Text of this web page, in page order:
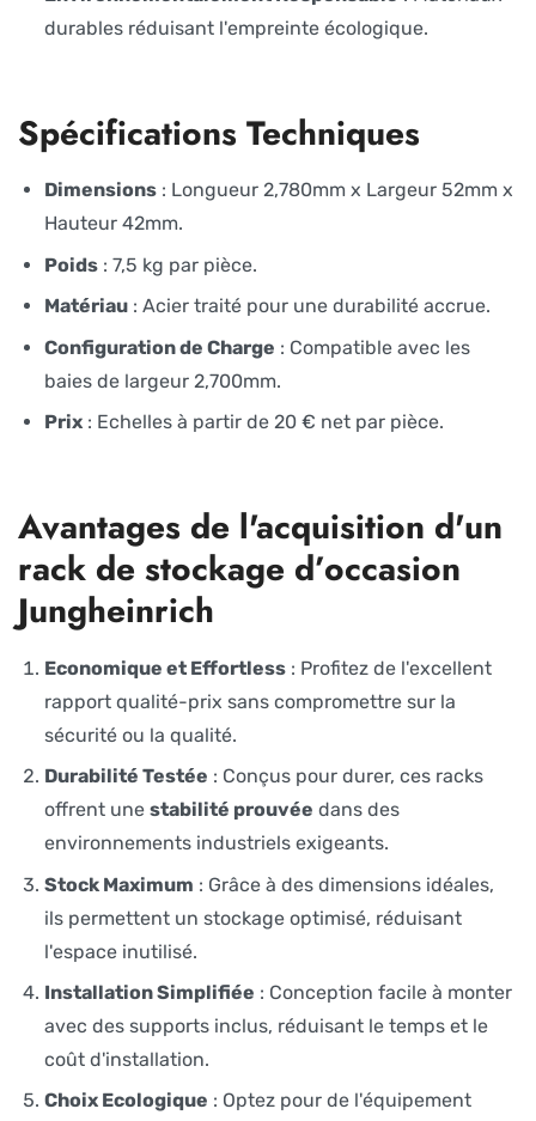
durables réduisant l'empreinte écologique.
Spécifications Techniques
Dimensions : Longueur 2,780mm x Largeur 52mm x
Hauteur 42mm.
Poids : 7,5 kg par pièce.
Matériau : Acier traité pour une durabilité accrue.
Configuration de Charge : Compatible avec les
baies de largeur 2,700mm.
Prix : Echelles à partir de 20 € net par pièce.
Avantages de l'acquisition d'un
rack de stockage d’occasion
Jungheinrich
Economique et Effortless : Profitez de l'excellent
rapport qualité-prix sans compromettre sur la
sécurité ou la qualité.
Durabilité Testée : Conçus pour durer, ces racks
offrent unestabilité prouvée dans des
environnements industriels exigeants.
Stock Maximum : Grâce à des dimensions idéales,
ils permettent un stockage optimisé, réduisant
l'espace inutilisé.
Installation Simplifiée : Conception facile à monter
avec des supports inclus, réduisant le temps et le
coût d'installation.
Choix Ecologique : Optez pour de l'équipement